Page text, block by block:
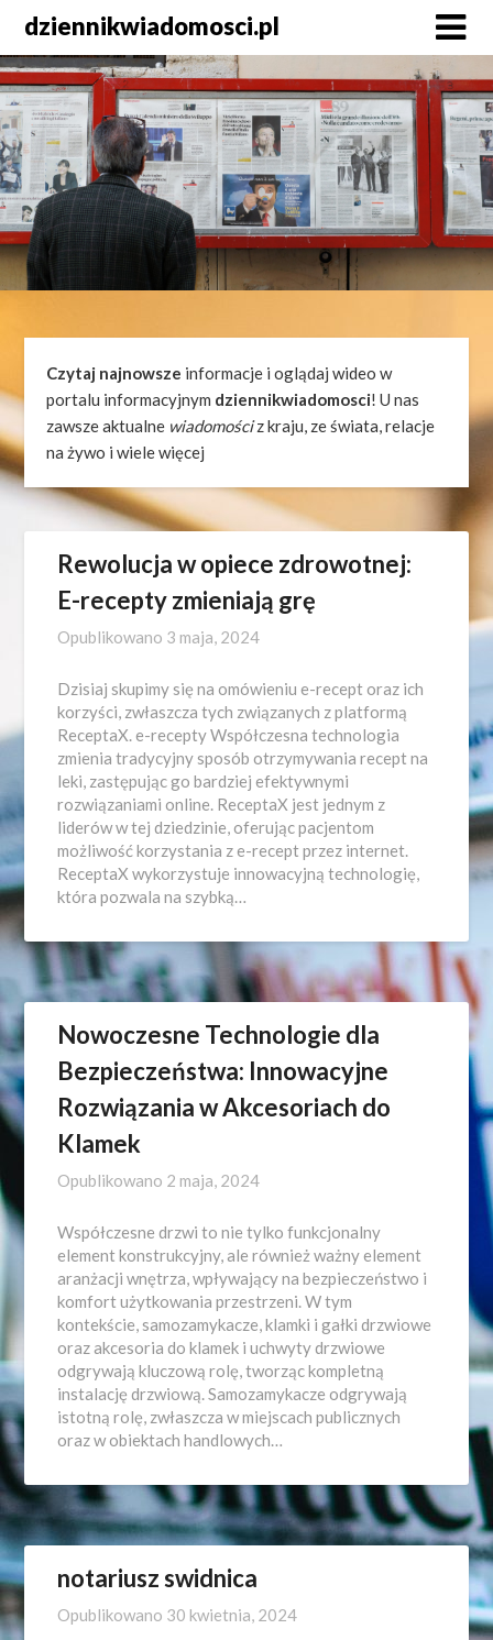
content
dziennikwiadomosci.pl
Czytaj najnowsze informacje i oglądaj wideo w
portalu informacyjnym dziennikwiadomosci! U nas
zawsze aktualne wiadomościz kraju, ze świata, relacje
na żywo i wiele więcej
Rewolucja w opiece zdrowotnej:
E-recepty zmieniają grę
Opublikowano 3 maja, 2024
Dzisiaj skupimy się na omówieniu e-recept oraz ich
korzyści, zwłaszcza tych związanych z platformą
ReceptaX. e-recepty Współczesna technologia
zmienia tradycyjny sposób otrzymywania recept na
leki, zastępując go bardziej efektywnymi
rozwiązaniami online. ReceptaX jest jednym z
liderów w tej dziedzinie, oferując pacjentom
możliwość korzystania z e-recept przez internet.
ReceptaX wykorzystuje innowacyjną technologię,
która pozwala na szybką…
Nowoczesne Technologie dla
Bezpieczeństwa: Innowacyjne
Rozwiązania w Akcesoriach do
Klamek
Opublikowano 2 maja, 2024
Współczesne drzwi to nie tylko funkcjonalny
element konstrukcyjny, ale również ważny element
aranżacji wnętrza, wpływający na bezpieczeństwo i
komfort użytkowania przestrzeni. W tym
kontekście, samozamykacze, klamki i gałki drzwiowe
oraz akcesoria do klamek i uchwyty drzwiowe
odgrywają kluczową rolę, tworząc kompletną
instalację drzwiową. Samozamykacze odgrywają
istotną rolę, zwłaszcza w miejscach publicznych
oraz w obiektach handlowych…
notariusz swidnica
Opublikowano 30 kwietnia, 2024